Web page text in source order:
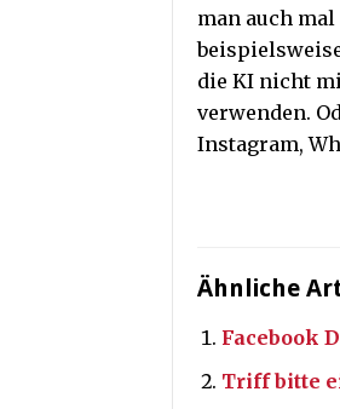
man auch
die KI nicht
verwenden.
Instagram,
Ähnliche
Facebook
Triff bitte